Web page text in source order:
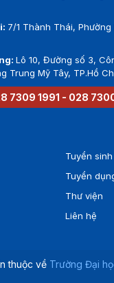
7/1 Thành Thái, Phường
Lô 10, Đường số 3,
Trung Mỹ Tây, TP.Hồ
7309 1991 - 028
Tuyển sinh
Tuyển
Thư viện
Liên hệ
thuộc về Trường Đại